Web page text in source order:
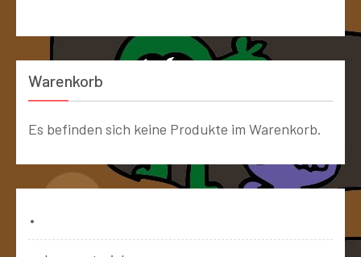
Warenkorb
Es befinden sich keine Produkte im Warenkorb.